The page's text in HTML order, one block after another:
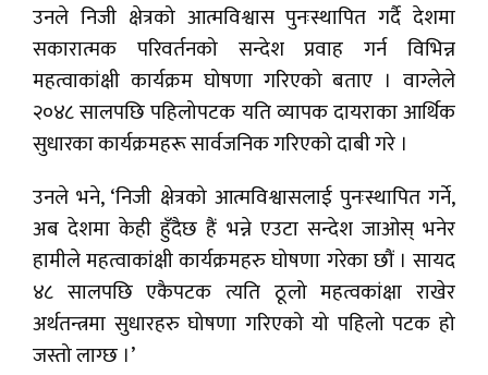
उनले निजी क्षेत्रको आत्मविश्वास पुनःस्थापित गर्दै देशमा
सकारात्मक परिवर्तनको सन्देश प्रवाह गर्न विभिन्न
महत्वाकांक्षी कार्यक्रम घोषणा गरिएको बताए । वाग्लेले
२०४८ सालपछि पहिलोपटक यति व्यापक दायराका आर्थिक
सुधारका कार्यक्रमहरू सार्वजनिक गरिएको दाबी गरे ।
उनले भने, ‘निजी क्षेत्रको आत्मविश्वासलाई पुनःस्थापित गर्ने,
अब देशमा केही हुँदैछ हैं भन्ने एउटा सन्देश जाओस् भनेर
हामीले महत्वाकांक्षी कार्यक्रमहरु घोषणा गरेका छौं । सायद
४८ सालपछि एकैपटक त्यति ठूलो महत्वकांक्षा राखेर
अर्थतन्त्रमा सुधारहरु घोषणा गरिएको यो पहिलो पटक हो
जस्तो लाग्छ ।’